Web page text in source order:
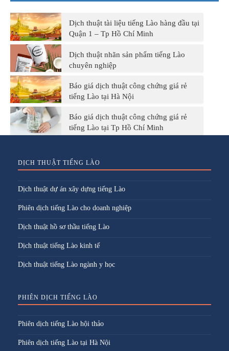
Dịch thuật tài liệu tiếng Lào hàng đầu tại
Quận 1 – Tp Hồ Chí Minh
Dịch thuật nhãn sản phẩm tiếng Lào
chuyên nghiệp
Báo giá dịch thuật công chứng giá rẻ
tiếng Lào tại Hà Nội
Báo giá dịch thuật công chứng giá rẻ
tiếng Lào tại Tp Hồ Chí Minh
DỊCH THUẬT TIẾNG LÀO
Dịch thuật dự án xây dựng tiếng Lào
Phiên dịch tiếng Lào cho doanh nghiệp
Dịch thuật hồ sơ thầu tiếng Lào
Dịch thuật tiếng Lào kinh tế
Dịch thuật tiếng Lào ngành y học
PHIÊN DỊCH TIẾNG LÀO
Phiên dịch tiếng Lào hội thảo
Phiên dịch tiếng Lào tại Hà Nội